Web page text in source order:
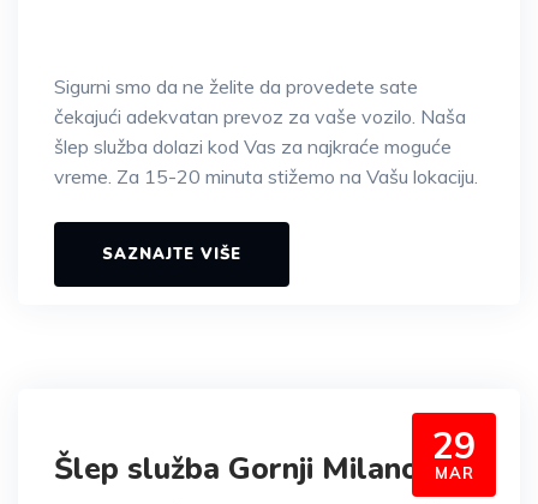
Sigurni smo da ne želite da provedete sate
čekajući adekvatan prevoz za vaše vozilo. Naša
šlep služba dolazi kod Vas za najkraće moguće
vreme. Za 15-20 minuta stižemo na Vašu lokaciju.
SAZNAJTE VIŠE
29
MAR
Šlep služba Gornji Milanovac